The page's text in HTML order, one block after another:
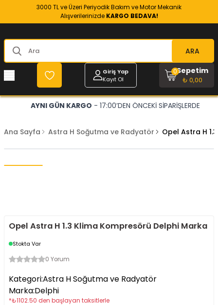
3000 TL ve Üzeri Periyodik Bakım ve Motor Mekanik
Alışverilerinizde KARGO BEDAVA!
ARA
Giriş Yap
Kayıt Ol
Sepetim
₺ 0,00
0
AYNI GÜN KARGO - 17:00’DEN ÖNCEKİ SİPARİŞLERDE
Ana Sayfa Astra H Soğutma ve Radyatör Opel Astra H
Opel Astra H 1.3 Klima Kompresörü Delphi Marka
Stokta Var
0 Yorum
Kategori:Astra H Soğutma ve Radyatör
Marka:Delphi
*₺1102.50 den başlayan taksitlerle